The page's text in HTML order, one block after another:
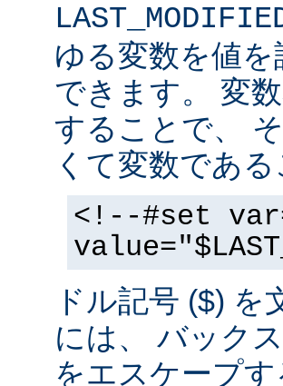
ゆる変数を値
できます。 変
することで、
くて変数であ
<!--#set
ドル記号 ($)
には、 バック
をエスケープ